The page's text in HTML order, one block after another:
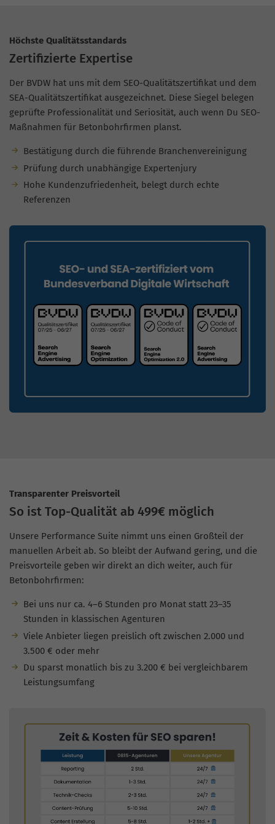
Höchste Qualitätsstandards
Zertifizierte Expertise
Der BVDW hat uns mit dem SEO-Qualitätszertifikat und dem
SEA-Qualitätszertifikat ausgezeichnet. Diese Siegel belegen
geprüfte Professionalität und Seriosität, auch wenn Du SEO-
Maßnahmen für Betonbohrfirmen planst.
Bestätigung durch die führende Branchenvereinigung
Prüfung durch unabhängige Expertenjury
Hohe Kundenzufriedenheit, belegt durch echte
Referenzen
Transparenter Preisvorteil
So ist Top-Qualität ab 499€ möglich
Unsere Performance Suite nimmt uns einen Großteil der
manuellen Arbeit ab. So bleibt der Aufwand gering, und die
Preisvorteile geben wir direkt an dich weiter, auch für
Betonbohrfirmen:
Bei uns nur ca. 4–6 Stunden pro Monat statt 23–35
Stunden in klassischen Agenturen
Viele Anbieter liegen preislich oft zwischen 2.000 und
3.500 € oder mehr
Du sparst monatlich bis zu 3.200 € bei vergleichbarem
Leistungsumfang